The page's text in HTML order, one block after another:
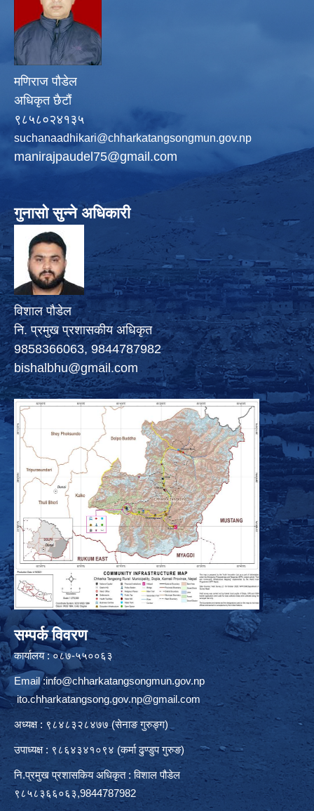
मणिराज पौडेल
अधिकृत छैटौं
९८५८०२४१३५
suchanaadhikari@chharkatangsongmun.gov.np
manirajpaudel75@gmail.com
गुनासो सुन्ने अधिकारी
विशाल पौडेल
नि. प्रमुख प्रशासकीय अधिकृत
9858366063, 9844787982
bishalbhu@gmail.com
सम्पर्क विवरण
कार्यालय : ०८७-५५००६३
Email :info@chharkatangsongmun.gov.np
ito.chharkatangsong.gov.np@gmail.com
अध्यक्ष : ९८४८३२८४७७ (सेनाङ गुरुङ्ग)
उपाध्यक्ष : ९८६४३४१०९४ (कर्मा ढुण्डुप गुरुङ)
नि.प्रमुख प्रशासकिय अधिकृत : विशाल पौडेल
९८५८३६६०६३,9844787982